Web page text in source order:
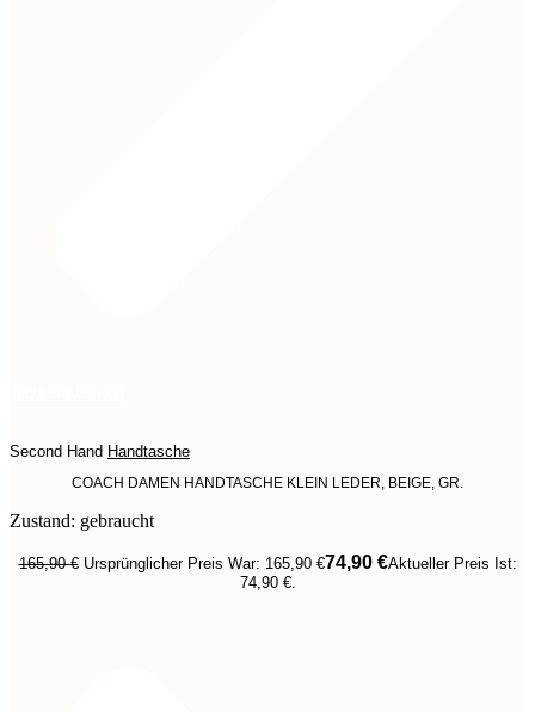
Second Hand Handtasche
COACH DAMEN HANDTASCHE KLEIN LEDER, BEIGE, GR.
Zustand: gebraucht
165,90€ Ursprünglicher Preis War: 165,90 €74,90 €Aktueller Preis Ist:
74,90 €.